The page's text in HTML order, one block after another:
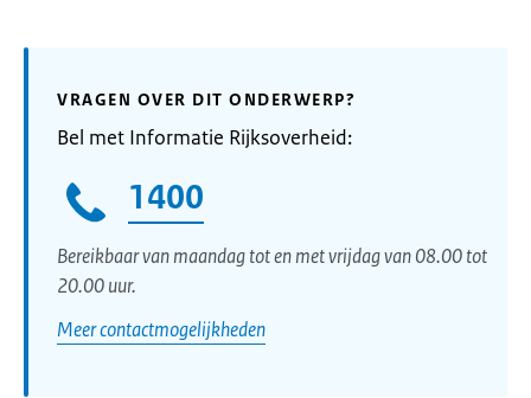
VRAGEN OVER DIT ONDERWERP?
Bel met Informatie Rijksoverheid:
1400
Bereikbaar van maandag tot en met vrijdag van 08.00 tot
20.00 uur.
Meer contactmogelijkheden